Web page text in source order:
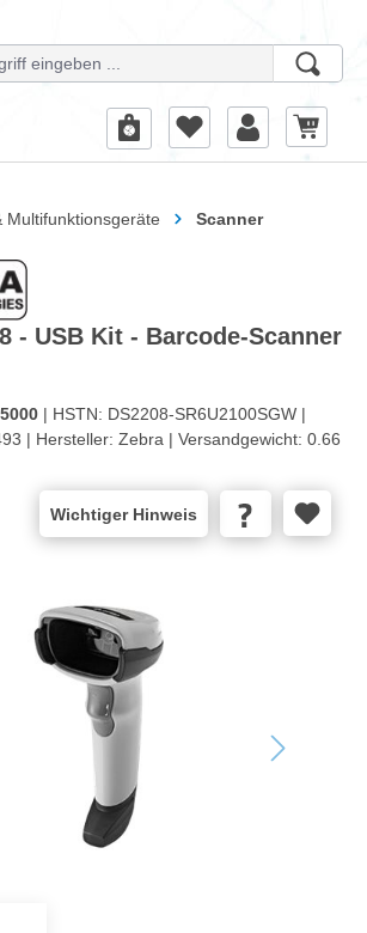
Multifunktionsgeräte Scanner
- USB Kit - Barcode-Scanner
| HSTN: DS2208-SR6U2100SGW |
| Hersteller: Zebra | Versandgewicht: 0.66
Wichtiger Hinweis